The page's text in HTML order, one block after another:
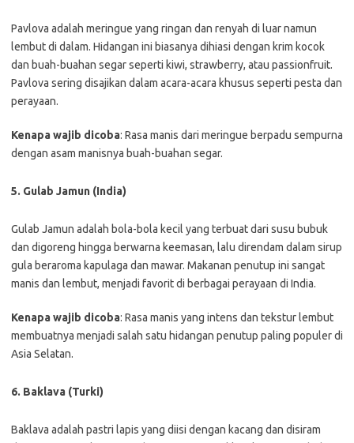
Pavlova adalah meringue yang ringan dan renyah di luar namun
lembut di dalam. Hidangan ini biasanya dihiasi dengan krim kocok
dan buah-buahan segar seperti kiwi, strawberry, atau passionfruit.
Pavlova sering disajikan dalam acara-acara khusus seperti pesta dan
perayaan.
Kenapa wajib dicoba: Rasa manis dari meringue berpadu sempurna
dengan asam manisnya buah-buahan segar.
5. Gulab Jamun (India)
Gulab Jamun adalah bola-bola kecil yang terbuat dari susu bubuk
dan digoreng hingga berwarna keemasan, lalu direndam dalam sirup
gula beraroma kapulaga dan mawar. Makanan penutup ini sangat
manis dan lembut, menjadi favorit di berbagai perayaan di India.
Kenapa wajib dicoba: Rasa manis yang intens dan tekstur lembut
membuatnya menjadi salah satu hidangan penutup paling populer di
Asia Selatan.
6. Baklava (Turki)
Baklava adalah pastri lapis yang diisi dengan kacang dan disiram